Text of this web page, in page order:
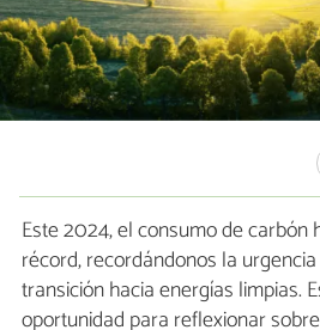
Este 2024, el consumo de carbón
récord, recordándonos la
transición hacia energías limpias.
oportunidad para reflexionar